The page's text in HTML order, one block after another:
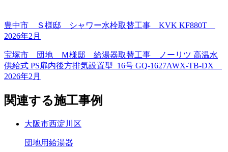
豊中市 Ｓ様邸 シャワー水栓取替工事 KVK KF880T
2026年2月
宝塚市 団地 Ｍ様邸 給湯器取替工事 ノーリツ 高温水
供給式 PS扉内後方排気設置型 16号 GQ-1627AWX-TB-DX
2026年2月
関連する施工事例
大阪市西淀川区
団地用給湯器